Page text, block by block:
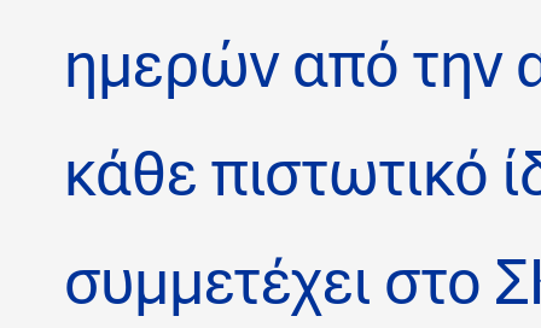
ημερών από την
κάθε πιστωτικό
συμμετέχει στο